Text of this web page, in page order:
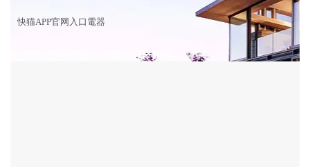
快猫APP官网入口電器